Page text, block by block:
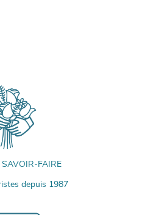
FAIRE
depuis 1987